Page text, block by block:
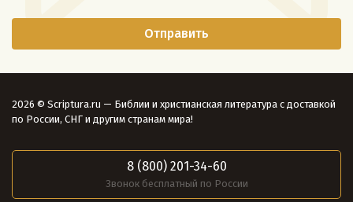
2026 © Scriptura.ru — Библии и христианская литература с доставкой
по России, СНГ и другим странам мира!
8 (800) 201-34-60
Звонок бесплатный по России